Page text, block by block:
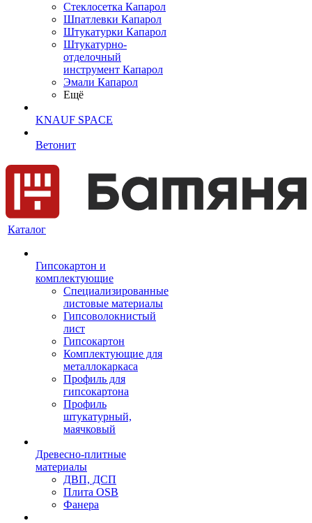
Cтеклосетка Капарол
Шпатлевки Капарол
Штукатурки Капарол
Штукатурно-
отделочный
инструмент Капарол
Эмали Капарол
Ещё
KNAUF SPACE
Ветонит
Каталог
Гипсокартон и
комплектующие
Специализированные
листовые материалы
Гипсоволокнистый
лист
Гипсокартон
Комплектующие для
металлокаркаса
Профиль для
гипсокартона
Профиль
штукатурный,
маячковый
Древесно-плитные
материалы
ДВП, ДСП
Плита OSB
Фанера